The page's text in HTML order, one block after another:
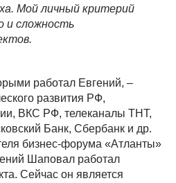
Мой личный критерий
и сложность
работал Евгений, –
развития РФ,
ВКС РФ, телеканалы ТНТ,
Банк, Сбербанк и др.
бизнес-форума «Атланты»
Шаповал работал
Сейчас он является